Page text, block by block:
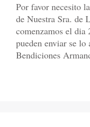
Por favor necesito
de Nuestra Sra. de
comenzamos el
pueden enviar se
Bendiciones